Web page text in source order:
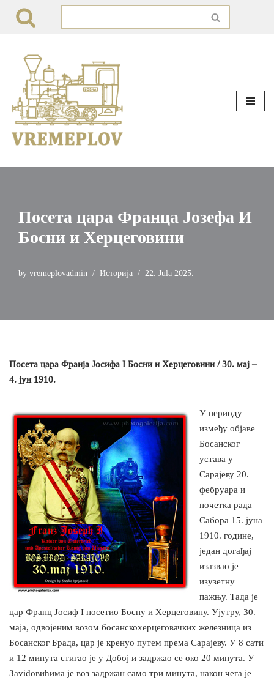
content
Посета цара Франца Јозефа И
Босни и Херцеговини
by vremeplovadmin Историја 22. Jula 2025.
Посета цара Франја Јосифа I Босни и Херцеговини / 30. мај –
4. јун 1910.
У периоду
између објаве
Босанског
устава у
Сарајеву 20.
фебруара и
почетка рада
Сабора 15. јуна
1910. године,
један догађај
изазвао је
изузетну
пажњу. Тада је
цар Франц Јосиф I посетио Босну и Херцеговину. Ујутру, 30.
маја, одвојеним возом босанскохерцеговачких железница из
Босанског Брада, цар је кренуо путем према Сарајеву. У 8 сати
и 12 минута стигао је у Добој и задржао се око 20 минута. У
Зavidовићима је воз задржан само три минута, након чега је